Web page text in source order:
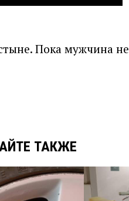
Пока мужчина не
ТАКЖЕ